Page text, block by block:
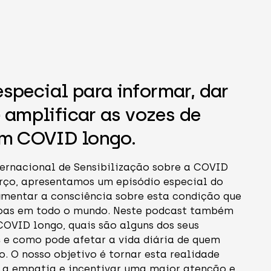
la bannière d'annonce
para informar, dar
as vozes de
COVID longo.
de Sensibilização sobre a COVID
apresentamos um episódio especial do
a consciência sobre esta condição que
em todo o mundo. Neste podcast também
longo, quais são alguns dos seus
como pode afetar a vida diária de quem
O nosso objetivo é tornar esta realidade